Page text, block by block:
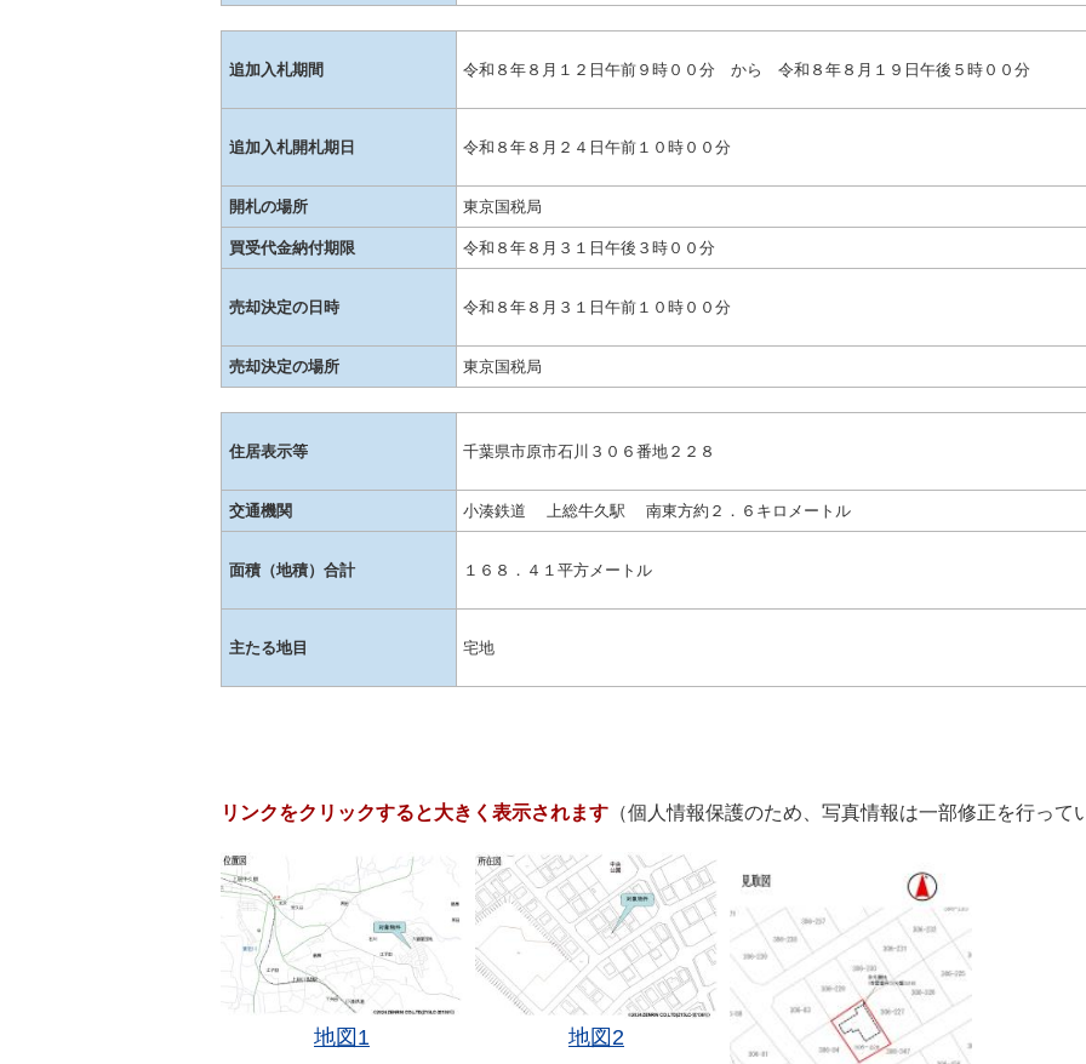
追加入札期間 令和８年８月１２日午前９時００分 から 令和８年８月１９日午後５時００分
追加入札開札期日 令和８年８月２４日午前１０時００分
開札の場所 東京国税局
買受代金納付期限 令和８年８月３１日午後３時００分
売却決定の日時 令和８年８月３１日午前１０時００分
売却決定の場所 東京国税局
住居表示等 千葉県市原市石川３０６番地２２８
交通機関 小湊鉄道 上総牛久駅 南東方約２．６キロメートル
面積（地積）合計 １６８．４１平方メートル
主たる地目 宅地
リンクをクリックすると大きく表示されます （個人情報保護のため、写真情報は一部修正を行って
地図1 地図2